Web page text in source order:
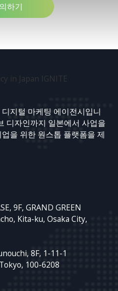
하기
지털 마케팅 에이전시입니
디자인까지 일본에서 사업을
을 위한 원스톱 플랫폼을 제
9F, GRAND GREEN
Kita-ku, Osaka City,
8F, 1-11-1
100-6208